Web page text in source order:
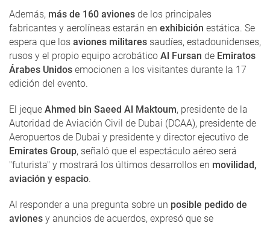
Además, más de 160 aviones de los principales
fabricantes y aerolíneas estarán en exhibición estática. Se
espera que los aviones militares saudíes, estadounidenses,
rusos y el propio equipo acrobático Al Fursan de Emiratos
Árabes Unidos emocionen a los visitantes durante la 17
edición del evento.
El jeque Ahmed bin Saeed Al Maktoum, presidente de la
Autoridad de Aviación Civil de Dubai (DCAA), presidente de
Aeropuertos de Dubai y presidente y director ejecutivo de
Emirates Group, señaló que el espectáculo aéreo será
"futurista" y mostrará los últimos desarrollos en movilidad,
aviación y espacio.
Al responder a una pregunta sobre un posible pedido de
aviones y anuncios de acuerdos, expresó que se